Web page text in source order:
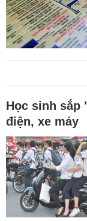
Học sinh sắp
điện, xe máy